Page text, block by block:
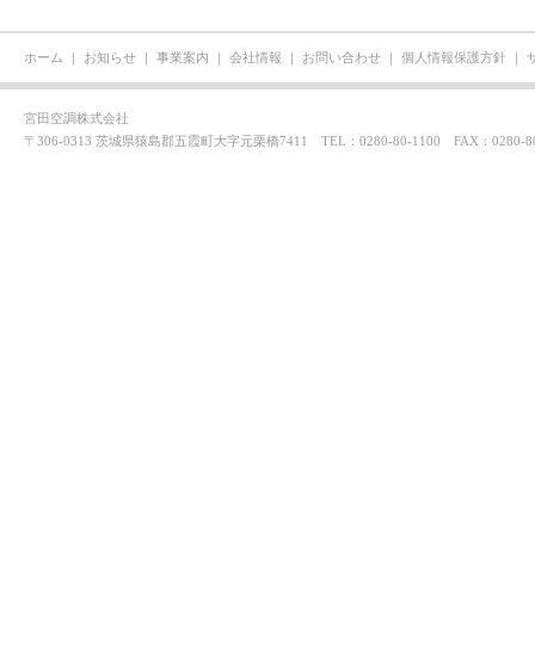
ホーム ｜ お知らせ ｜ 事業案内 ｜ 会社情報 ｜ お問い合わせ ｜ 個人情報保護方針 ｜
宮田空調株式会社
〒306-0313 茨城県猿島郡五霞町大字元栗橋7411 TEL：0280-80-1100 FAX：0280-